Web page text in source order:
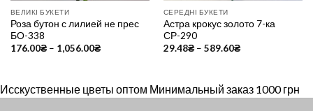
ВЕЛИКІ БУКЕТИ
Роза бутон с лилией не прес
БО-338
176.00₴– 1,056.00₴
СЕРЕДНІ БУКЕТИ
Астра крокус золото 7-ка
СР-290
29.48₴– 589.60₴
Исскуственные цветы оптом Минимальный заказ 1000 грн